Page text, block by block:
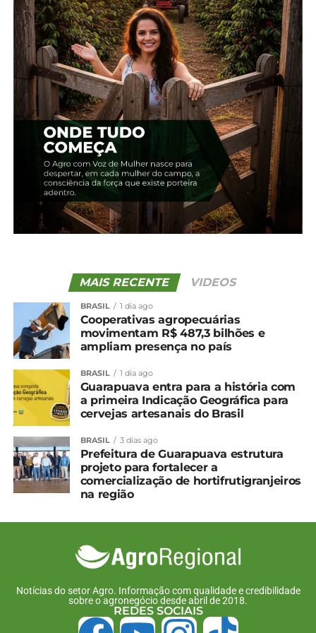
Relacionado
Alerta Ferrugem
monitora doença que
afeta a soja
22 de outubro, 2024
Em "Brasil"
Clima e falhas em manejo
explicam aumento da
incidência de ferrugem da
soja no Paraná
12 de janeiro, 2026
Em "Paraná"
Semeadura da soja
começa em setembro no
Paraná
3 de setembro, 2024
Em "Paraná"
TÓPICOS RELACIONADOS:
FERRUGEM-ASIÁTICA
GUARAPUAVA
LAVOURAS PARANÁ SOJA
Avança na Alep projeto que cria a Semana
Estadual dos Porcos Crioulos
NÃO PERCA
Chuva ficou abaixo da média no Paraná em
outubro
MAIS RECENTE VIDEOS
BRASIL 1 dia ago
Cooperativas agropecuárias
movimentam R$ 487,3 bilhões e
ampliam presença no país
BRASIL 1 dia ago
Guarapuava entra para a história com
a primeira Indicação Geográfica para
cervejas artesanais do Brasil
BRASIL 3 dias ago
Prefeitura de Guarapuava estrutura
projeto para fortalecer a
comercialização de hortifrutigranjeiros
na região
Notícias do setor Agro. Informação com qualidade e credibilidade
sobre o agronegócio desde abril de 2018.
REDES SOCIAIS